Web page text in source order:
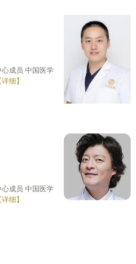
成员 中国医学
详细】
成员 中国医学
详细】